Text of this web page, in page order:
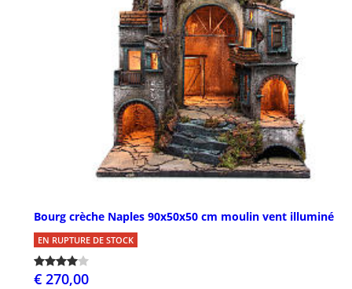
Bourg crèche Naples 90x50x50 cm moulin vent illuminé
EN RUPTURE DE STOCK
€ 270,00